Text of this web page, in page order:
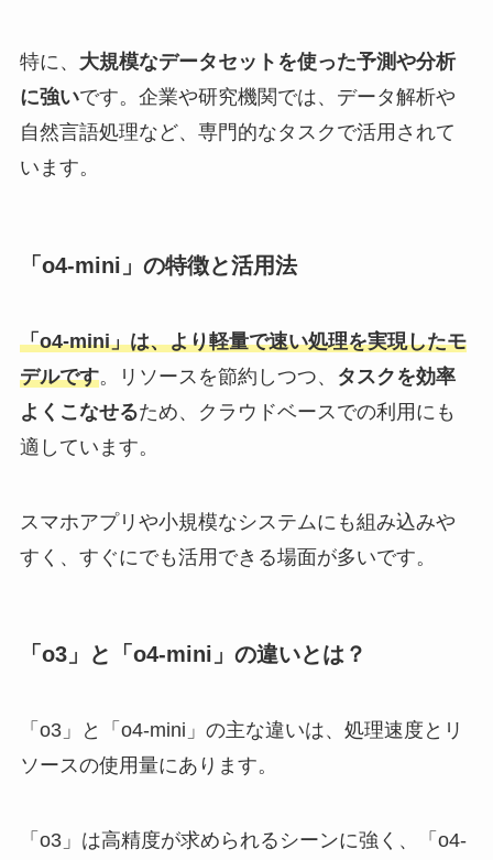
特に、 大規模なデータセットを使った予測や分析
に強いです。企業や研究機関では、データ解析や
自然言語処理など、専門的なタスクで活用されて
います。
「o4-mini」の特徴と活用法
「o4-mini」は、より軽量で速い処理を実現したモ
デルです。リソースを節約しつつ、
タスクを効率
よくこなせるため、クラウドベースでの利用にも
適しています。
スマホアプリや小規模なシステムにも組み込みや
すく、すぐにでも活用できる場面が多いです。
「o3」と「o4-mini」の違いとは？
「o3」と「o4-mini」の主な違いは、処理速度とリ
ソースの使用量にあります。
「o3」は高精度が求められるシーンに強く、「o4-